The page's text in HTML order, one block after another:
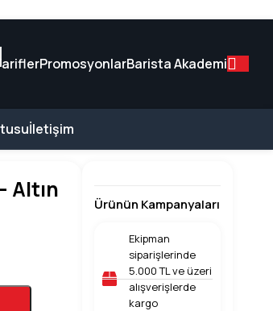
PromosyonlarBarista Akademi
İletişim
Altın
Ürünün Kampanyaları
Ekipman
siparişlerinde
5.000 TL ve üzeri
alışverişlerde
kargo